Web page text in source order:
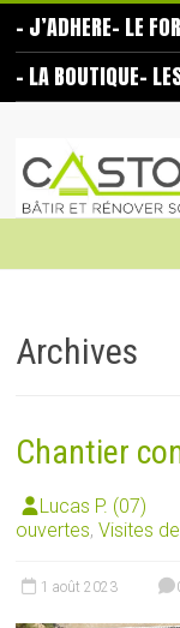
content
– J’ADHERE– LE
– LA BOUTIQUE–
Castors
même
Archives
Chantier
Lucas P. (07)
ouvertes,Visites
1 août 2023